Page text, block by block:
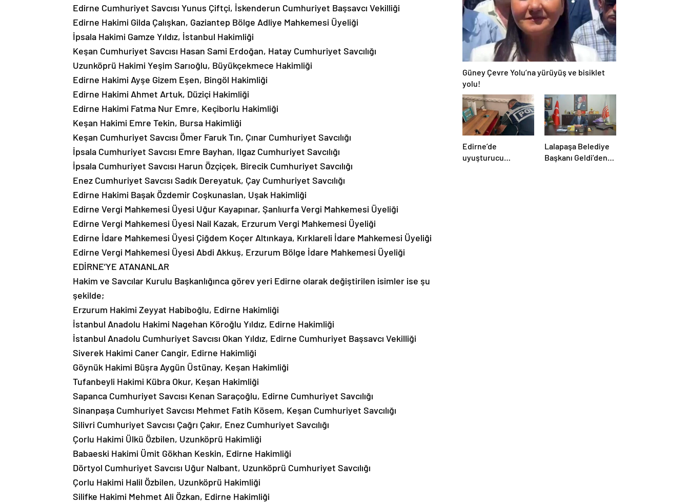
Edirne Cumhuriyet Savcısı Yunus Çiftçi, İskenderun Cumhuriyet Başsavcı Vekilliği
Edirne Hakimi Gilda Çalışkan, Gaziantep Bölge Adliye Mahkemesi Üyeliği
İpsala Hakimi Gamze Yıldız, İstanbul Hakimliği
Keşan Cumhuriyet Savcısı Hasan Sami Erdoğan, Hatay Cumhuriyet Savcılığı
Uzunköprü Hakimi Yeşim Sarıoğlu, Büyükçekmece Hakimliği
Edirne Hakimi Ayşe Gizem Eşen, Bingöl Hakimliği
Edirne Hakimi Ahmet Artuk, Düziçi Hakimliği
Edirne Hakimi Fatma Nur Emre, Keçiborlu Hakimliği
Keşan Hakimi Emre Tekin, Bursa Hakimliği
Keşan Cumhuriyet Savcısı Ömer Faruk Tın, Çınar Cumhuriyet Savcılığı
İpsala Cumhuriyet Savcısı Emre Bayhan, Ilgaz Cumhuriyet Savcılığı
İpsala Cumhuriyet Savcısı Harun Özçiçek, Birecik Cumhuriyet Savcılığı
Enez Cumhuriyet Savcısı Sadık Dereyatuk, Çay Cumhuriyet Savcılığı
Edirne Hakimi Başak Özdemir Coşkunaslan, Uşak Hakimliği
Edirne Vergi Mahkemesi Üyesi Uğur Kayapınar, Şanlıurfa Vergi Mahkemesi Üyeliği
Edirne Vergi Mahkemesi Üyesi Nail Kazak, Erzurum Vergi Mahkemesi Üyeliği
Edirne İdare Mahkemesi Üyesi Çiğdem Koçer Altınkaya, Kırklareli İdare Mahkemesi Üyeliği
Edirne Vergi Mahkemesi Üyesi Abdi Akkuş, Erzurum Bölge İdare Mahkemesi Üyeliği
EDİRNE’YE ATANANLAR
Hakim ve Savcılar Kurulu Başkanlığınca görev yeri Edirne olarak değiştirilen isimler ise şu
şekilde;
Erzurum Hakimi Zeyyat Habiboğlu, Edirne Hakimliği
İstanbul Anadolu Hakimi Nagehan Köroğlu Yıldız, Edirne Hakimliği
İstanbul Anadolu Cumhuriyet Savcısı Okan Yıldız, Edirne Cumhuriyet Başsavcı Vekilliği
Siverek Hakimi Caner Cangir, Edirne Hakimliği
Göynük Hakimi Büşra Aygün Üstünay, Keşan Hakimliği
Tufanbeyli Hakimi Kübra Okur, Keşan Hakimliği
Sapanca Cumhuriyet Savcısı Kenan Saraçoğlu, Edirne Cumhuriyet Savcılığı
Sinanpaşa Cumhuriyet Savcısı Mehmet Fatih Kösem, Keşan Cumhuriyet Savcılığı
Silivri Cumhuriyet Savcısı Çağrı Çakır, Enez Cumhuriyet Savcılığı
Çorlu Hakimi Ülkü Özbilen, Uzunköprü Hakimliği
Babaeski Hakimi Ümit Gökhan Keskin, Edirne Hakimliği
Dörtyol Cumhuriyet Savcısı Uğur Nalbant, Uzunköprü Cumhuriyet Savcılığı
Çorlu Hakimi Halil Özbilen, Uzunköprü Hakimliği
Silifke Hakimi Mehmet Ali Özkan, Edirne Hakimliği
Güney Çevre Yolu’na yürüyüş ve bisiklet
yolu!
Edirne’de
uyuşturucu
Lalapaşa Belediye
Başkanı Geldi’den